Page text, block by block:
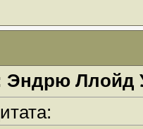
Эндрю Ллойд